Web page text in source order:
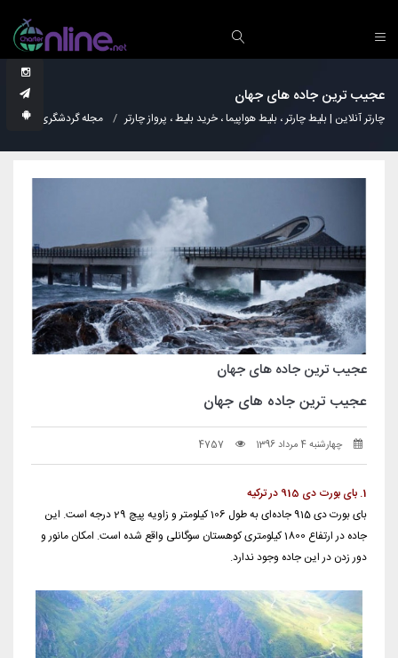
عجیب ترین جاده های جهان
چارتر آنلاین | بلیط چارتر ، بلیط هواپیما ، خرید بلیط ، پرواز چارتر مجله گردشگری
عجیب ترین جاده های جهان
عجیب ترین جاده های جهان
چهارشنبه 4 مرداد 1396 4757
1. بای بورت دی 915 در ترکیه
بای بورت دی 915 جاده‌ای به طول 106 کیلومتر و زاویه پیچ 29 درجه است. این
جاده در ارتفاع 1800 کیلومتری کوهستان سوگانلی واقع شده است. امکان مانور و
دور زدن در این جاده وجود ندارد.